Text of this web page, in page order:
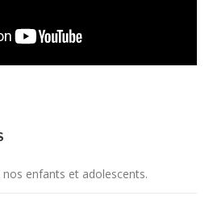
enfants et adolescents.